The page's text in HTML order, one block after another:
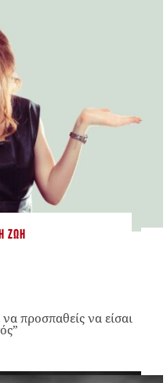
ΖΩΉ
προσπαθείς να είσαι